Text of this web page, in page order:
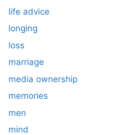
life advice
longing
loss
marriage
media ownership
memories
men
mind